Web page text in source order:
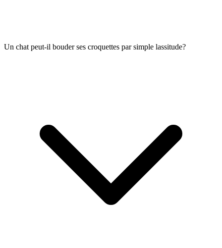
Un chat peut-il bouder ses croquettes par simple lassitude?